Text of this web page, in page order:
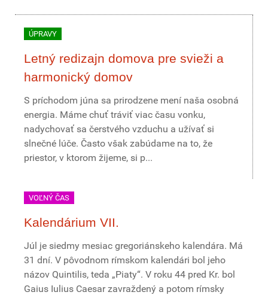
ÚPRAVY
Letný redizajn domova pre svieži a
harmonický domov
S príchodom júna sa prirodzene mení naša osobná
energia. Máme chuť tráviť viac času vonku,
nadychovať sa čerstvého vzduchu a užívať si
slnečné lúče. Často však zabúdame na to, že
priestor, v ktorom žijeme, si p...
VOĽNÝ ČAS
Kalendárium VII.
Júl je siedmy mesiac gregoriánskeho kalendára. Má
31 dní. V pôvodnom rímskom kalendári bol jeho
názov Quintilis, teda „Piaty“. V roku 44 pred Kr. bol
Gaius Iulius Caesar zavraždený a potom rímsky